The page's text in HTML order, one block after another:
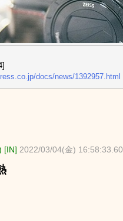
docs/news/1392957.html
[IN] 2022/03/04(金) 16:58:33.60